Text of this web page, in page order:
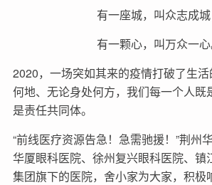
有一座城，叫众志成城
有一颗心，叫万众一心
2020，一场突如其来的疫情打破了生
何地、无论身处何方，我们每一个人既
是责任共同体。
“前线医疗资源告急！急需驰援！”荆州
华厦眼科医院、徐州复兴眼科医院、镇
集团旗下的医院，舍小家为大家，积极